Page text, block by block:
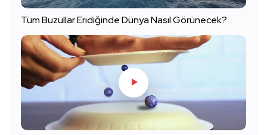
Tüm Buzullar Eridiğinde Dünya Nasıl Görünecek?